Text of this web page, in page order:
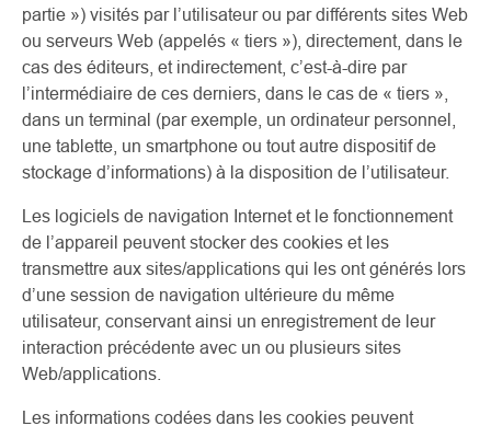
partie ») visités par l’utilisateur ou par différents sites Web
ou serveurs Web (appelés « tiers »), directement, dans le
cas des éditeurs, et indirectement, c’est-à-dire par
l’intermédiaire de ces derniers, dans le cas de « tiers »,
dans un terminal (par exemple, un ordinateur personnel,
une tablette, un smartphone ou tout autre dispositif de
stockage d’informations) à la disposition de l’utilisateur.
Les logiciels de navigation Internet et le fonctionnement
de l’appareil peuvent stocker des cookies et les
transmettre aux sites/applications qui les ont générés lors
d’une session de navigation ultérieure du même
utilisateur, conservant ainsi un enregistrement de leur
interaction précédente avec un ou plusieurs sites
Web/applications.
Les informations codées dans les cookies peuvent